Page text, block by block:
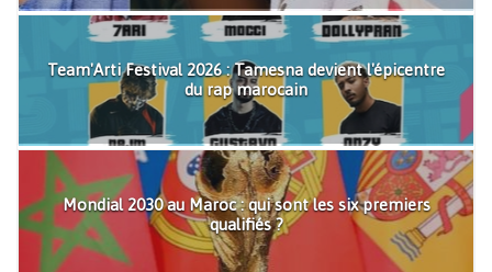
Team'Arti Festival 2026 : Tamesna devient l'épicentre
du rap marocain
Mondial 2030 au Maroc : qui sont les six premiers
qualifiés ?